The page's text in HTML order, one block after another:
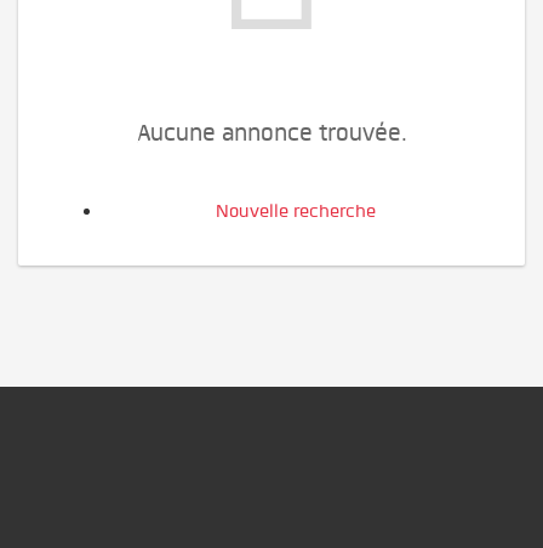
Aucune annonce trouvée.
Nouvelle recherche